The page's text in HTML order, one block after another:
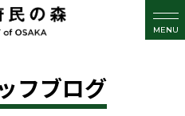
MENU
フブログ